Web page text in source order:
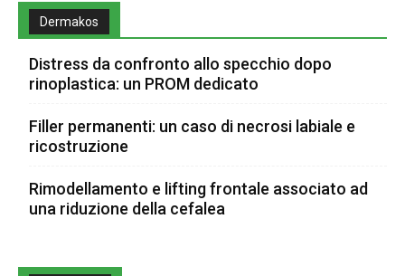
Dermakos
Distress da confronto allo specchio dopo
rinoplastica: un PROM dedicato
Filler permanenti: un caso di necrosi labiale e
ricostruzione
Rimodellamento e lifting frontale associato ad
una riduzione della cefalea